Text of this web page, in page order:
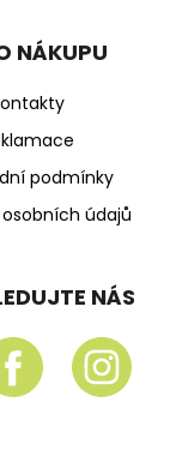
NÁKUPU
podmínky
údajů
NÁS